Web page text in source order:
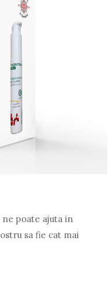
poate ajuta in
sa fie cat mai